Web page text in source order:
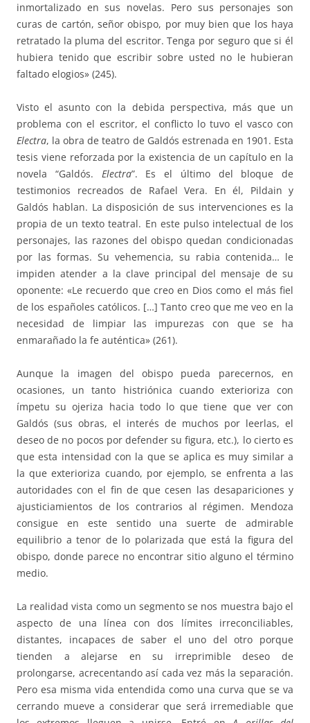
inmortalizado en sus novelas. Pero sus personajes son
curas de cartón, señor obispo, por muy bien que los haya
retratado la pluma del escritor. Tenga por seguro que si él
hubiera tenido que escribir sobre usted no le hubieran
faltado elogios» (245).
Visto el asunto con la debida perspectiva, más que un
problema con el escritor, el conflicto lo tuvo el vasco con
Electra, la obra de teatro de Galdós estrenada en 1901. Esta
tesis viene reforzada por la existencia de un capítulo en la
novela “Galdós. Electra”. Es el último del bloque de
testimonios recreados de Rafael Vera. En él, Pildain y
Galdós hablan. La disposición de sus intervenciones es la
propia de un texto teatral. En este pulso intelectual de los
personajes, las razones del obispo quedan condicionadas
por las formas. Su vehemencia, su rabia contenida… le
impiden atender a la clave principal del mensaje de su
oponente: «Le recuerdo que creo en Dios como el más fiel
de los españoles católicos. […] Tanto creo que me veo en la
necesidad de limpiar las impurezas con que se ha
enmarañado la fe auténtica» (261).
Aunque la imagen del obispo pueda parecernos, en
ocasiones, un tanto histriónica cuando exterioriza con
ímpetu su ojeriza hacia todo lo que tiene que ver con
Galdós (sus obras, el interés de muchos por leerlas, el
deseo de no pocos por defender su figura, etc.), lo cierto es
que esta intensidad con la que se aplica es muy similar a
la que exterioriza cuando, por ejemplo, se enfrenta a las
autoridades con el fin de que cesen las desapariciones y
ajusticiamientos de los contrarios al régimen. Mendoza
consigue en este sentido una suerte de admirable
equilibrio a tenor de lo polarizada que está la figura del
obispo, donde parece no encontrar sitio alguno el término
medio.
La realidad vista como un segmento se nos muestra bajo el
aspecto de una línea con dos límites irreconciliables,
distantes, incapaces de saber el uno del otro porque
tienden a alejarse en su irreprimible deseo de
prolongarse, acrecentando así cada vez más la separación.
Pero esa misma vida entendida como una curva que se va
cerrando mueve a considerar que será irremediable que